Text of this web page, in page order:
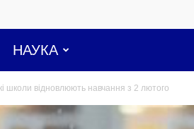
НАУКА
школи відновлюють навчання з 2 лютого